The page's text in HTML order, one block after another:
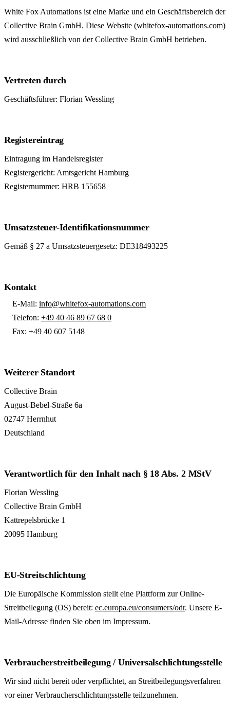
White Fox Automations ist eine Marke und ein Geschäfts­bereich der
Collective Brain GmbH. Diese Website (whitefox-automations.com)
wird ausschließlich von der Collective Brain GmbH betrieben.
Vertreten durch
Geschäftsführer: Florian Wessling
Registereintrag
Eintragung im Handelsregister
Registergericht: Amtsgericht Hamburg
Registernummer: HRB 155658
Umsatzsteuer-Identifikationsnummer
Gemäß § 27 a Umsatzsteuergesetz: DE318493225
Kontakt
E-Mail: info@whitefox-automations.com
Telefon: +49 40 46 89 67 68 0
Fax: +49 40 607 5148
Weiterer Standort
Collective Brain
August-Bebel-Straße 6a
02747 Herrnhut
Deutschland
Verantwortlich für den Inhalt nach § 18 Abs. 2 MStV
Florian Wessling
Collective Brain GmbH
Kattrepelsbrücke 1
20095 Hamburg
EU-Streitschlichtung
Die Europäische Kommission stellt eine Plattform zur Online-
Streitbei­legung (OS) bereit: ec.europa.eu/consumers/odr. Unsere E-
Mail-Adresse finden Sie oben im Impressum.
Verbraucherstreitbeilegung / Universalschlichtungsstelle
Wir sind nicht bereit oder verpflichtet, an Streitbei­legungs­verfahren
vor einer Verbraucher­schlich­tungs­stelle teilzunehmen.